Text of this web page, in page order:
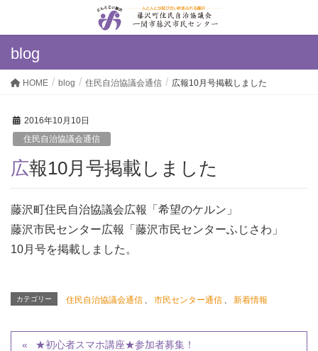
blog
HOME blog 住民自治協議会通信 広報10月号掲載しました
2016年10月10日
住民自治協議会通信
広報10月号掲載しました
藤沢町住民自治協議会広報「希望のケルン」
藤沢市民センター広報「藤沢市民センターふじさわ」
10月号を掲載しました。
カテゴリー 住民自治協議会通信 、 市民センター通信 、 新着情報
★初心者スマホ講座★参加者募集！